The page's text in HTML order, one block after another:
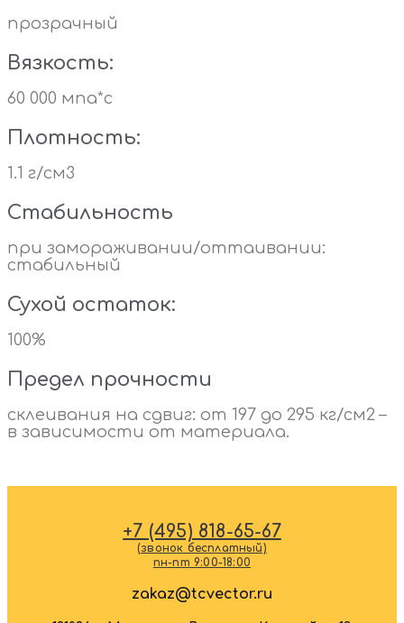
прозрачный
Вязкость:
60 000 мпа*с
Плотность:
1.1 г/см3
Стабильность
при замораживании/оттаивании:
стабильный
Сухой остаток:
100%
Предел прочности
склеивания на сдвиг: от 197 до 295 кг/см2 –
в зависимости от материала.
+7 (495) 818-65-67
(звонок бесплатный)
пн-пт 9:00-18:00
zakaz@tcvector.ru